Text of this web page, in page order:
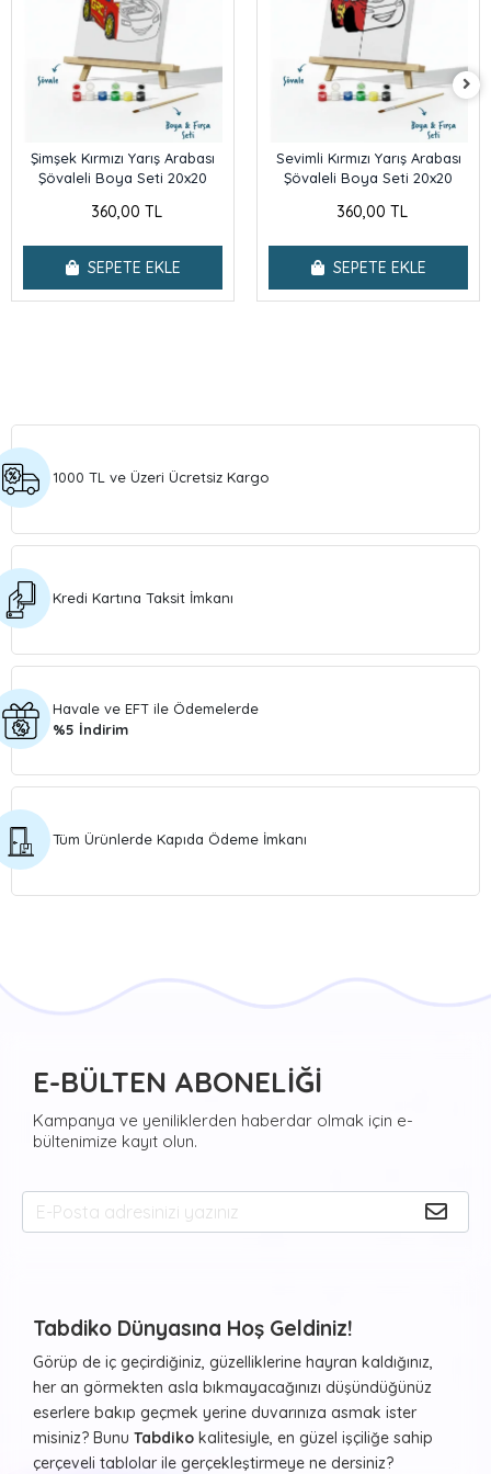
Şimşek Kırmızı Yarış Arabası
Şövaleli Boya Seti 20x20
360,00 TL
SEPETE EKLE
Sevimli Kırmızı Yarış Arabası
Şövaleli Boya Seti 20x20
360,00 TL
SEPETE EKLE
1000 TL ve Üzeri Ücretsiz Kargo
Kredi Kartına Taksit İmkanı
Havale ve EFT ile Ödemelerde
%5 İndirim
Tüm Ürünlerde Kapıda Ödeme İmkanı
E-BÜLTEN ABONELİĞİ
Kampanya ve yeniliklerden haberdar olmak için e-
bültenimize kayıt olun.
Tabdiko Dünyasına Hoş Geldiniz!
Görüp de iç geçirdiğiniz, güzelliklerine hayran kaldığınız,
her an görmekten asla bıkmayacağınızı düşündüğünüz
eserlere bakıp geçmek yerine duvarınıza asmak ister
misiniz? Bunu Tabdiko kalitesiyle, en güzel işçiliğe sahip
çerçeveli tablolar ile gerçekleştirmeye ne dersiniz?